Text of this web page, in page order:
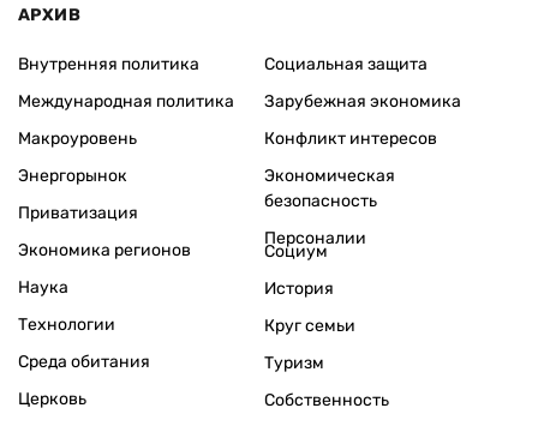
АРХИВ
Внутренняя политика
Международная политика
Макроуровень
Энергорынок
Приватизация
Экономика регионов
Социальная защита
Зарубежная экономика
Конфликт интересов
Экономическая
безопасность
Персоналии
Наука
Технологии
Среда обитания
Церковь
Социум
История
Круг семьи
Туризм
Собственность